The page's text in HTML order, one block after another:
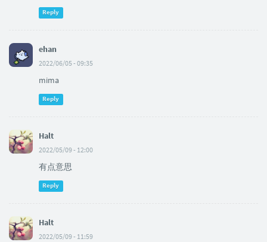
Reply
ehan
2022/06/05 - 09:35
mima
Reply
Halt
2022/05/09 - 12:00
有点意思
Reply
Halt
2022/05/09 - 11:59